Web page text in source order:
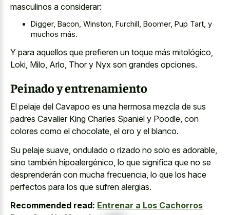
masculinos a considerar:
Digger, Bacon, Winston, Furchill, Boomer, Pup Tart, y
muchos más.
Y para aquellos que prefieren un toque más mitológico,
Loki, Milo, Arlo, Thor y Nyx son grandes opciones.
Peinado y entrenamiento
El pelaje del Cavapoo es una hermosa mezcla de sus
padres Cavalier King Charles Spaniel y Poodle, con
colores como el chocolate, el oro y el blanco.
Su pelaje suave, ondulado o rizado no solo es adorable,
sino también hipoalergénico, lo que significa que no se
desprenderán con mucha frecuencia, lo que los hace
perfectos para los que sufren alergias.
Recommended read: Entrenar a Los Cachorros